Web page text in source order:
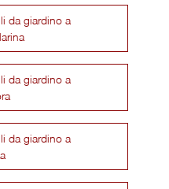
da giardino a
da giardino a
da giardino a